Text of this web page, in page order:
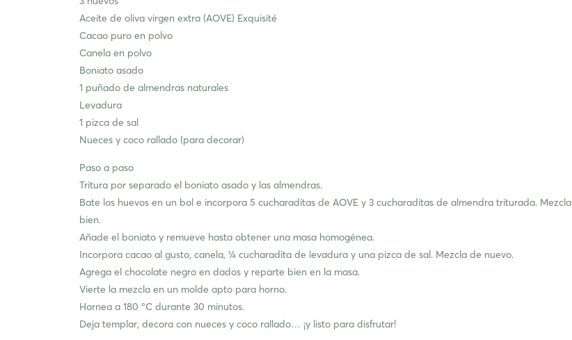
Aceite de oliva virgen extra (AOVE) Exquisité
Cacao puro en polvo
Canela en polvo
Boniato asado
1 puñado de almendras naturales
Levadura
1 pizca de sal
Nueces y coco rallado (para decorar)
Paso a paso
Tritura por separado el boniato asado y las almendras.
Bate los huevos en un bol e incorpora 5 cucharaditas de AOVE y 3 cucharaditas de almendra triturada. Mezcla
bien.
Añade el boniato y remueve hasta obtener una masa homogénea.
Incorpora cacao al gusto, canela, ¼ cucharadita de levadura y una pizca de sal. Mezcla de nuevo.
Agrega el chocolate negro en dados y reparte bien en la masa.
Vierte la mezcla en un molde apto para horno.
Hornea a 180 ºC durante 30 minutos.
Deja templar, decora con nueces y coco rallado… ¡y listo para disfrutar!